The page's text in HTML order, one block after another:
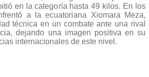
en la categoría hasta 49 kilos. En los
a la ecuatoriana Xiomara Meza,
técnica en un combate ante una rival
dejando una imagen positiva en su
internacionales de este nivel.